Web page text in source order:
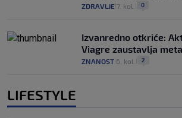
ZDRAVLJE 7. kol. 0
Izvanredno otkriće:
Viagre zaustavlja
ZNANOST 6. kol. 2
LIFESTYLE